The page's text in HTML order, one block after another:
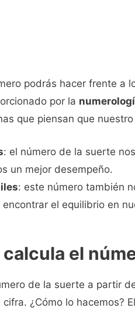
podrás hacer frente a
por la
que piensan que
: el número de la suerte
un mejor desempeño.
: este número también
encontrar el equilibrio en
calcula el
de la suerte a partir
¿Cómo lo hacemos?